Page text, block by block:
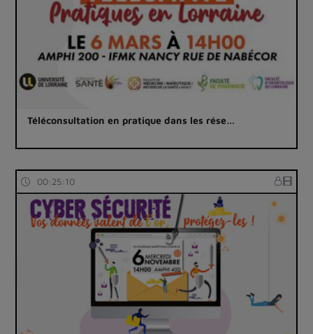
Téléconsultation en pratique dans les rése…
00:25:10